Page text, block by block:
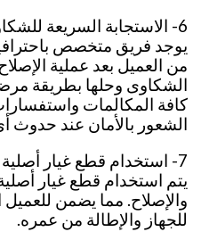
6- الاستجابة السريعة للشكاوى وحل المشكلات :
يوجد فريق متخصص
من العميل بعد عملية
الشكاوى وحلها بطريقة
كافة المكالمات
الشعور بالأمان عند
7- استخدام قطع غيار أصلية :
يتم استخدام قطع غيار
والإصلاح. مما يضمن
للجهاز والإطالة من عمره.